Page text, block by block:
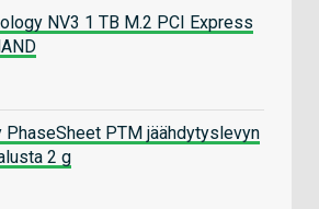
NV3 1 TB M.2 PCI Express
PhaseSheet PTM jäähdytyslevyn
2 g